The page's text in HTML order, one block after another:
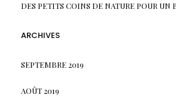
DES PETITS COINS DE NATURE POUR UN
ARCHIVES
SEPTEMBRE 2019
AOÛT 2019